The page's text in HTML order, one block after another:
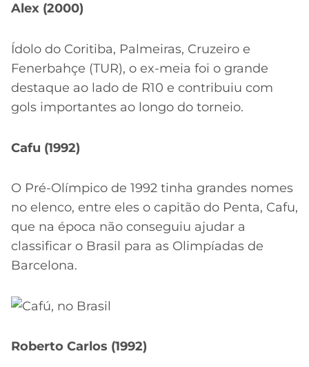
Alex (2000)
Ídolo do Coritiba, Palmeiras, Cruzeiro e
Fenerbahçe (TUR), o ex-meia foi o grande
destaque ao lado de R10 e contribuiu com
gols importantes ao longo do torneio.
Cafu (1992)
O Pré-Olímpico de 1992 tinha grandes nomes
no elenco, entre eles o capitão do Penta, Cafu,
que na época não conseguiu ajudar a
classificar o Brasil para as Olimpíadas de
Barcelona.
Roberto Carlos (1992)